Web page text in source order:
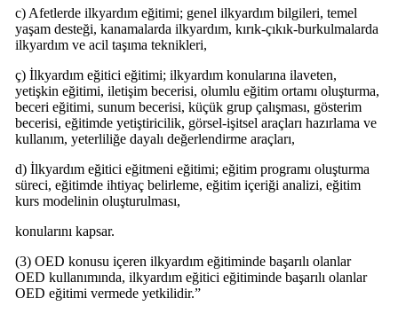
c) Afetlerde ilkyardım eğitimi; genel ilkyardım bilgileri, temel
yaşam desteği, kanamalarda ilkyardım, kırık-çıkık-burkulmalarda
ilkyardım ve acil taşıma teknikleri,
ç) İlkyardım eğitici eğitimi; ilkyardım konularına ilaveten,
yetişkin eğitimi, iletişim becerisi, olumlu eğitim ortamı oluşturma,
beceri eğitimi, sunum becerisi, küçük grup çalışması, gösterim
becerisi, eğitimde yetiştiricilik, görsel-işitsel araçları hazırlama ve
kullanım, yeterliliğe dayalı değerlendirme araçları,
d) İlkyardım eğitici eğitmeni eğitimi; eğitim programı oluşturma
süreci, eğitimde ihtiyaç belirleme, eğitim içeriği analizi, eğitim
kurs modelinin oluşturulması,
konularını kapsar.
(3) OED konusu içeren ilkyardım eğitiminde başarılı olanlar
OED kullanımında, ilkyardım eğitici eğitiminde başarılı olanlar
OED eğitimi vermede yetkilidir.”